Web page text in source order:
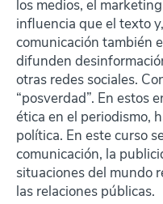
los medios, el
influencia que el texto
comunicación también
difunden
otras redes sociales.
“posverdad”. En estos
ética en el periodismo,
política. En este curso
comunicación, la
situaciones del mundo
las relaciones públicas.